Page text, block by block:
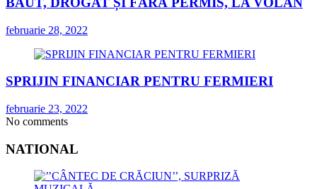
februarie 28, 2022
SPRIJIN FINANCIAR PENTRU FERMIERI
februarie 23, 2022
No comments
NATIONAL